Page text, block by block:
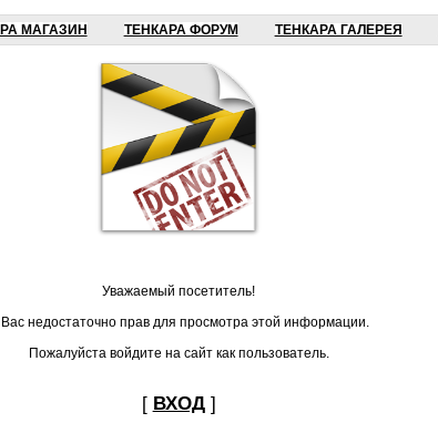
МАГАЗИН ТЕНКАРА ФОРУМ ТЕНКАРА ГАЛЕРЕЯ
Уважаемый посетитель!
недостаточно прав для просмотра этой информации.
Пожалуйста войдите на сайт как пользователь.
[ ВХОД]